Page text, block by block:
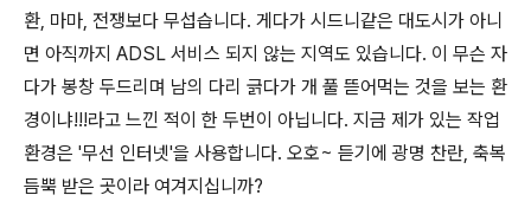
환, 마마, 전쟁보다 무섭습니다. 게다가 시드니같은 대도시가 아니
면 아직까지 ADSL 서비스 되지 않는 지역도 있습니다. 이 무슨 자
다가 봉창 두드리며 남의 다리 긁다가 개 풀 뜯어먹는 것을 보는 환
경이냐!!!라고 느낀 적이 한 두번이 아닙니다. 지금 제가 있는 작업
환경은 '무선 인터넷'을 사용합니다. 오호~ 듣기에 광명 찬란, 축복
듬뿍 받은 곳이라 여겨지십니까?